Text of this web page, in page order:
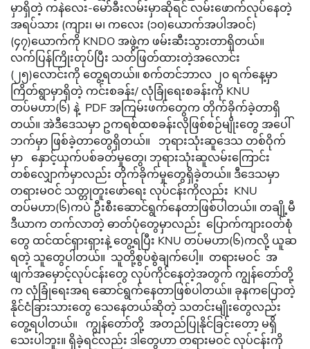
မှာရှိတဲ့ ကနဲလေး-မော်ခီးလမ်းမှာဆိုရင် လမ်းဖောက်လုပ်နေတဲ့
အရပ်သား (ကျား၊ မ၊ ကလေး (၁၀)ယောက်အပါအဝင်)
(၄၇)ယောက်ကို KNDO အဖွဲ့က ဖမ်းဆီးသွားတာရှိတယ်။
လက်ပြန်ကြိုးတုပ်ပြီး သတ်ဖြတ်ထားတဲ့အလောင်း
(၂၅)လောင်းကို တွေ့ရတယ်။ စက်တင်ဘာလ ၂၀ ရက်နေ့မှာ
ကြိတ်ရွာမှာရှိတဲ့ ကင်းစခန်း/ လုံခြုံရေးစခန်းကို KNU
တပ်မဟာ(၆) နဲ့ PDF အကြမ်းဖက်တွေက တိုက်ခိုက်ခဲ့တာရှိ
တယ်။ အဲဒီဒေသမှာ ဥကရစ်ထစခန်းလိုဖြစ်စဉ်မျိုးတွေ အပေါ်
ဘက်မှာ ဖြစ်ခဲ့တာတွေရှိတယ်။ ဘုရားသုံးဆူဒေသ တစ်ဝိုက်
မှာ နှောင့်ယှက်ပစ်ခတ်မှုတွေ၊ ဘုရားသုံးဆူလမ်းကြောင်း
တစ်လျှောက်မှာလည်း တိုက်ခိုက်မှုတွေရှိခဲ့တယ်။ ဒီဒေသမှာ
တရားမဝင် သတ္တုတူးဖော်ရေး လုပ်ငန်းကိုလည်း KNU
တပ်မဟာ(၆)ကပဲ ဦးစီးဆောင်ရွက်နေတာဖြစ်ပါတယ်။ တချို့မီ
ဒီယာက တက်လာတဲ့ ဓာတ်ပုံတွေမှာလည်း ပြောက်ကျားဝတ်စုံ
တွေ ထင်ထင်ရှားရှားနဲ့ တွေ့ရပြီး KNU တပ်မဟာ(၆)ကလို့ ယူဆ
ရတဲ့ သူတွေပါတယ်။ သူတို့စွပ်စွဲချက်ပေါ့။ တရားမဝင် အ
ဖျက်အမှောင့်လုပ်ငန်းတွေ လုပ်ကိုင်နေတဲ့အတွက် ကျွန်တော်တို့
က လုံခြုံရေးအရ ဆောင်ရွက်နေတာဖြစ်ပါတယ်။ ခုနကပြောတဲ့
နိုင်ငံခြားသားတွေ သေနေတယ်ဆိုတဲ့ သတင်းမျိုးတွေလည်း
တွေ့ရပါတယ်။ ကျွန်တော်တို့ အတည်ပြုနိုင်ခြင်းတော့ မရှိ
သေးပါဘူး။ ရှိခဲ့ရင်လည်း ဒါတွေဟာ တရားမဝင် လုပ်ငန်းကို